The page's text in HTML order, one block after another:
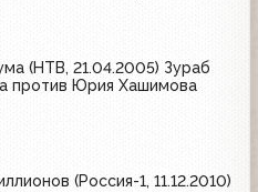
(НТВ, 21.04.2005) Зураб
против Юрия Хашимова
(Россия-1, 11.12.2010)